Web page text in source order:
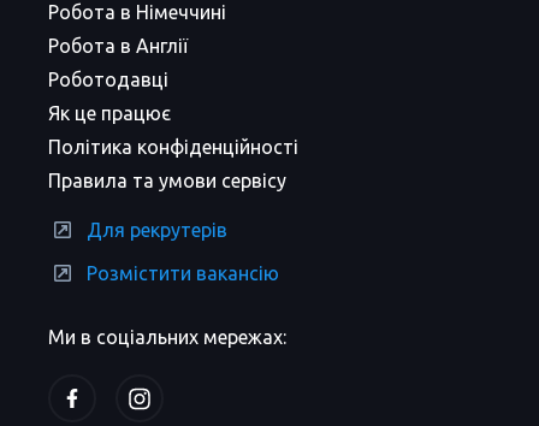
Ми в соціальних мережах:
Робота в Німеччині
Робота в Англії
Роботодавці
Як це працює
Політика конфіденційності
Правила та умови сервісу
Для рекрутерів
Розмістити вакансію